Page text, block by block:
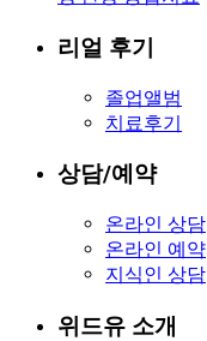
리얼 후기
졸업앨범
치료후기
상담/예약
온라인 상담
온라인 예약
지식인 상담
위드유 소개